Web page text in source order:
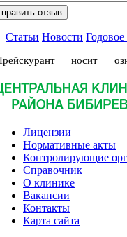
Статьи Новости
носит
Лицензии
Нормативные акты
Контролирующие
Справочник
О клинике
Вакансии
Контакты
Карта сайта